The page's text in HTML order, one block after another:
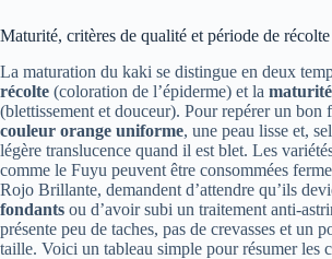
Maturité, critères de qualité et période de récolte
La maturation du kaki se distingue en deux
récolte (coloration de l’épiderme) et la
(blettissement et douceur). Pour repérer un bon
couleur orange uniforme, une peau lisse et,
légère translucence quand il est blet. Les
comme le Fuyu peuvent être consommées
Rojo Brillante, demandent d’attendre qu’ils
fondants ou d’avoir subi un traitement anti-
présente peu de taches, pas de crevasses et un
taille. Voici un tableau simple pour résumer les